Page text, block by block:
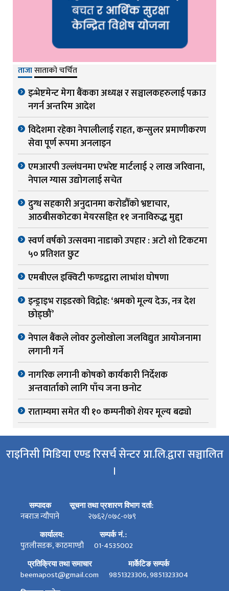
ताजासाताको चर्चित
इन्भेष्टमेन्ट मेगा बैंकका अध्यक्ष र सञ्चालकहरुलाई पक्राउ
नगर्न अन्तरिम आदेश
विदेशमा रहेका नेपालीलाई राहत, कन्सुलर प्रमाणीकरण
सेवा पूर्ण रूपमा अनलाइन
एमआरपी उल्लंघनमा एभरेष्ट मार्टलाई २ लाख जरिवाना,
नेपाल ग्यास उद्योगलाई सचेत
दुग्ध सहकारी अनुदानमा करोडौँको भ्रष्टाचार,
आठबीसकोटका मेयरसहित ११ जनाविरुद्ध मुद्दा
स्वर्ण वर्षको उत्सवमा नाडाको उपहार : अटो शो टिकटमा
५० प्रतिशत छुट
एमबीएल इक्विटी फण्डद्वारा लाभांश घोषणा
इन्ड्राइभ राइडरको विद्रोह: ‘श्रमको मूल्य देऊ, नत्र देश
छोड्छौं’
नेपाल बैंकले लोवर ठुलोखोला जलविद्युत आयोजनामा
लगानी गर्ने
नागरिक लगानी कोषको कार्यकारी निर्देशक
अन्तवार्ताको लागि पाँच जना छनोट
राताम्यमा समेत यी १० कम्पनीको शेयर मूल्य बढ्यो
राइनिसी मिडिया एण्ड रिसर्च सेन्टर प्रा.लि.द्वारा सञ्चालित
।
सम्पादक
नबराज न्यौपाने
सूचना तथा प्रशारण विभाग दर्ता:
२७६२/०७८-०७९
कार्यालय:
पुतलीसडक, काठमाण्डौ
सम्पर्क नं.:
01-4535002
प्रतिक्रिया तथा समाचार
beemapost@gmail.com
मार्केटिङ सम्पर्क
9851323306, 9851323304